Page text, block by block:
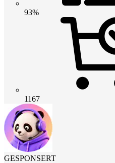
93%
1167
GESPONSERT